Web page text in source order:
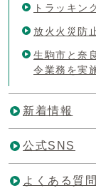
トラッキン
放火火災防
生駒市と奈
令業務を実
新着情報
公式SNS
よくある質問